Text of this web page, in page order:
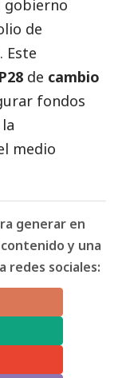
gobierno
de
Este
de cambio
fondos
medio
generar en
y una
redes sociales: